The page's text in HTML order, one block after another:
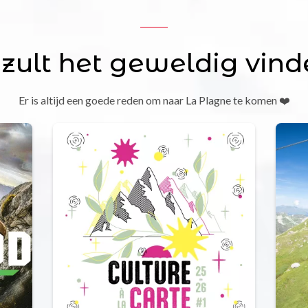
het geweldig
Er is altijd een goede reden om naar La Plagne te komen ❤️